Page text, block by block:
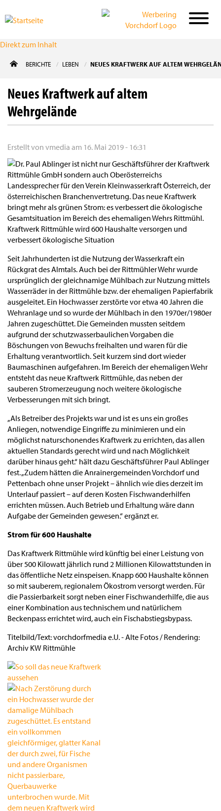
Direkt zum Inhalt
BERICHTE LEBEN NEUES KRAFTWERK AUF ALTEM
Neues Kraftwerk auf altem
Wehrgelände
Erstellt von vmedia am 16. Mai 2019 - 16:31
Kraftwerk Rittmühle wird 600 Haushalte versorgen und
verbessert ökologische Situation
Seit Jahrhunderten ist die Nutzung der Wasserkraft ein
Rückgrat des Almtals. Auch bei der Rittmühler Wehr wurde
ursprünglich der gleichnamige Mühlbach zur Nutzung mittels
Wasserräder in der Rittmühle bzw. der ehemaligen Papierfabrik
ausgeleitet. Ein Hochwasser zerstörte vor etwa 40 Jahren die
Wehranlage und so wurde der Mühlbach in den 1970er/1980er
Jahren zugeschüttet. Die Gemeinden mussten seitdem
aufgrund der schutzwasserbaulichen Vorgaben die
Böschungen von Bewuchs freihalten und waren für die
Erhaltung verantwortlich. Seit kurzem sind dort wieder
Baumaschinen aufgefahren. Im Bereich der ehemaligen Wehr
entsteht das neue Kraftwerk Rittmühle, das neben der
sauberen Stromerzeugung noch weitere ökologische
Verbesserungen mit sich bringt.
„Als Betreiber des Projekts war und ist es uns ein großes
Anliegen, notwendige Eingriffe zu minimieren und ein
möglichst naturschonendes Kraftwerk zu errichten, das allen
aktuellen Standards gerecht wird und nach Möglichkeit
darüber hinaus geht.“ hält dazu Geschäftsführer Paul Ablinger
fest. „Zudem hätten die Anrainergemeinden Vorchdorf und
Pettenbach ohne unser Projekt – ähnlich wie dies derzeit im
Unterlauf passiert – auf deren Kosten Fischwanderhilfen
errichten müssen. Auch Betrieb und Erhaltung wäre dann
Aufgabe der Gemeinden gewesen.“ ergänzt er.
Strom für 600 Haushalte
Das Kraftwerk Rittmühle wird künftig bei einer Leistung von
über 500 Kilowatt jährlich rund 2 Millionen Kilowattstunden in
das öffentliche Netz einspeisen. Knapp 600 Haushalte können
so mit sauberem, regionalem Ökostrom versorgt werden. Für
die Passierbarkeit sorgt neben einer Fischwanderhilfe, die aus
einer Kombination aus technischem und natürlichem
Beckenpass errichtet wird, auch ein Fischabstiegsbypass.
Titelbild/Text: vorchdorfmedia e.U. - Alte Fotos / Rendering:
Archiv KW Rittmühle